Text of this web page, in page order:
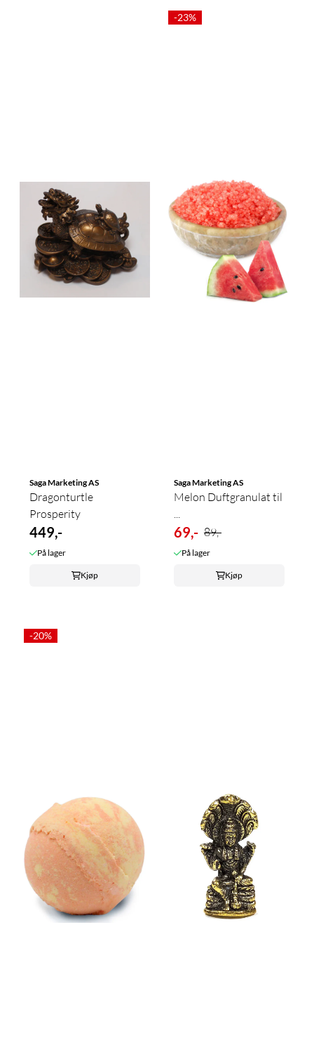
Saga Marketing AS
Dragonturtle
Prosperity
449,-
På lager
Kjøp
-23%
Saga Marketing AS
Melon Duftgranulat til
69,- 89,-
På lager
Kjøp
-20%